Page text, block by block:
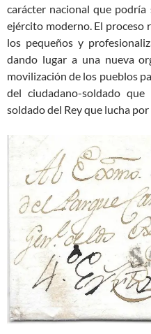
carácter nacional que
ejército moderno. El proceso
los pequeños y
dando lugar a una nueva
movilización de los pueblos
del ciudadano-soldado
soldado del Rey que lucha